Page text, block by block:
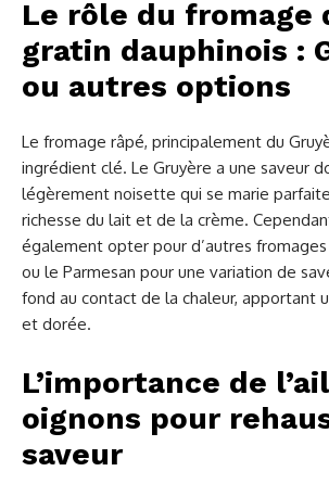
Le rôle du fromage
gratin dauphinois :
ou autres options
Le fromage râpé, principalement du
ingrédient clé. Le Gruyère a une saveur
légèrement noisette qui se marie
richesse du lait et de la crème.
également opter pour d’autres
ou le Parmesan pour une variation de
fond au contact de la chaleur, apportant
et dorée.
L’importance de
oignons pour
saveur